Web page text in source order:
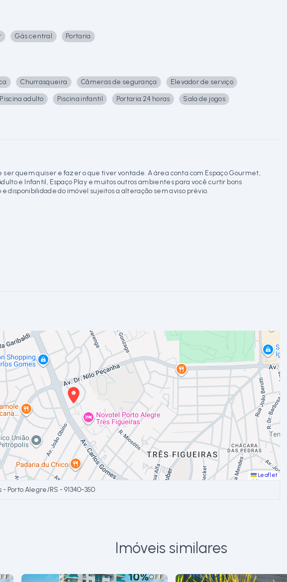
Gás central Portaria
Churrasqueira Câmeras de segurança
Elevador de serviço
Piscina adulto Piscina infantil Portaria 24 horas
Sala de jogos
ser quem quiser e fazer o que tiver vontade. A área conta com Espaço Gourmet,
e Infantil, Espaço Play e muitos outros ambientes para você curtir bons
disponibilidade do imóvel sujeitos a alteração sem aviso prévio.
Leaflet
Porto Alegre/RS - 91340-350
Imóveis similares